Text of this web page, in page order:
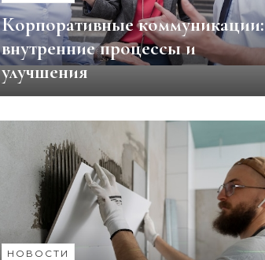
Корпоративные коммуникации:
внутренние процессы и
улучшения
НОВОСТИ